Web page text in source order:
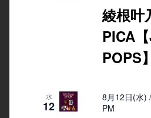
綾根叶
PICA
POPS】
水
12
8月12日(水)
PM